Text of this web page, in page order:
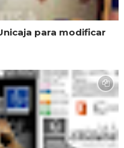
para modificar